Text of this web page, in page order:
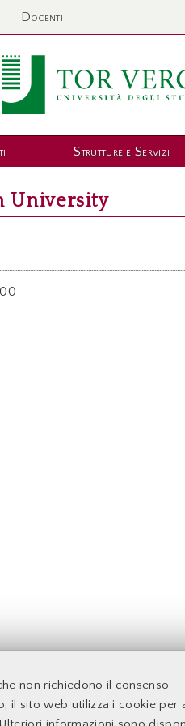
non richiedono il consenso
il sito web utilizza i cookie
Docenti
Strutture e Servizi
University